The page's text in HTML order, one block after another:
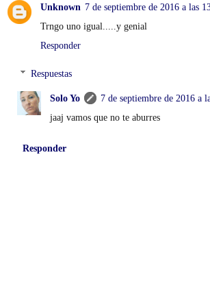
Unknown 7 de septiembre de 2016 a las
Trngo uno igual.....y genial
Responder
Respuestas
Solo Yo
7 de septiembre de 2016 a
jaaj vamos que no te aburres
Responder